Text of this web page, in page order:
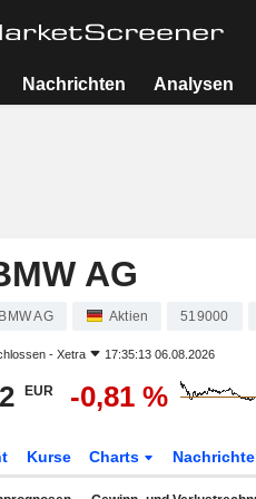
Nachrichten Analysen
AG
AG Aktien 519000
- Xetra 17:35:13 06.08.2026
EUR -0,81 %
Kurse Charts